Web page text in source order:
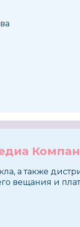
а также
вещания и